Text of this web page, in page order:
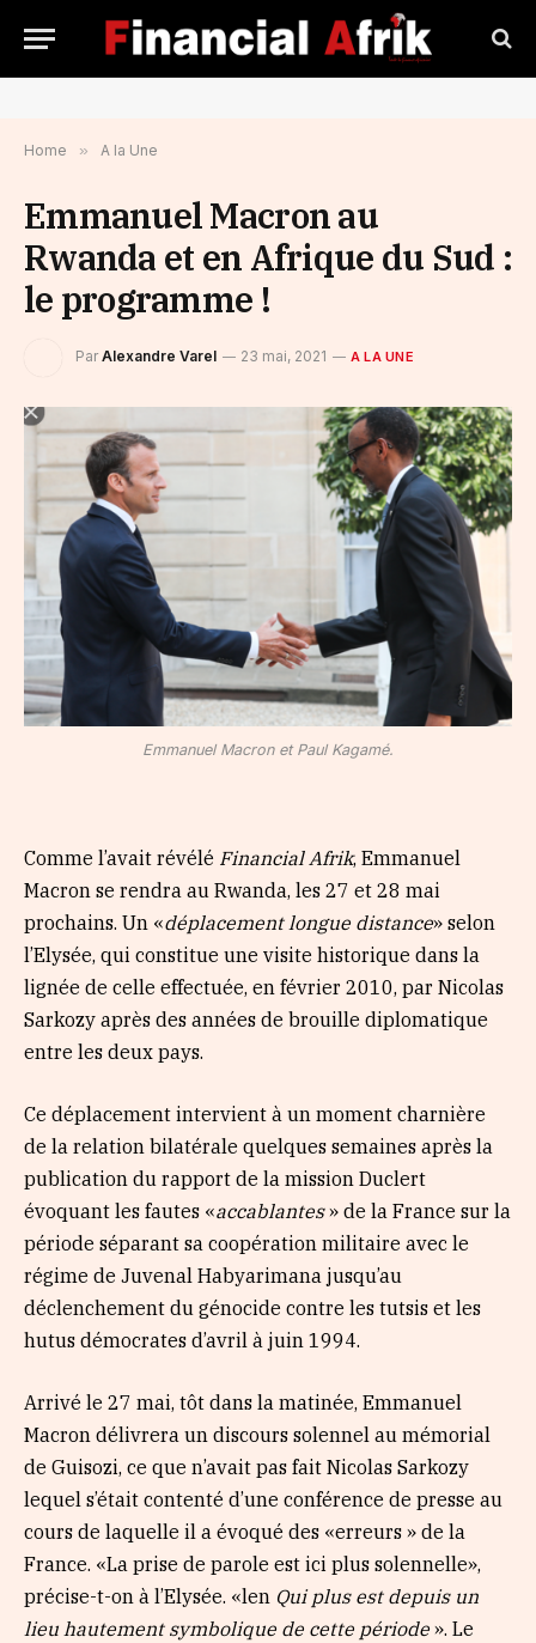
Home » A la Une
Emmanuel Macron au
Rwanda et en Afrique du Sud :
le programme !
Par Alexandre Varel 23 mai, 2021 A LA UNE
Emmanuel Macron et Paul Kagamé.
Comme l’avait révélé Financial Afrik, Emmanuel
Macron se rendra au Rwanda, les 27 et 28 mai
prochains. Un «déplacement longue distance» selon
l’Elysée, qui constitue une visite historique dans la
lignée de celle effectuée, en février 2010, par Nicolas
Sarkozy après des années de brouille diplomatique
entre les deux pays.
Ce déplacement intervient à un moment charnière
de la relation bilatérale quelques semaines après la
publication du rapport de la mission Duclert
évoquant les fautes «accablantes» de la France sur la
période séparant sa coopération militaire avec le
régime de Juvenal Habyarimana jusqu’au
déclenchement du génocide contre les tutsis et les
hutus démocrates d’avril à juin 1994.
Arrivé le 27 mai, tôt dans la matinée, Emmanuel
Macron délivrera un discours solennel au mémorial
de Guisozi, ce que n’avait pas fait Nicolas Sarkozy
lequel s’était contenté d’une conférence de presse au
cours de laquelle il a évoqué des «erreurs » de la
France. «La prise de parole est ici plus solennelle»,
précise-t-on à l’Elysée. «len Qui plus est depuis un
lieu hautement symbolique de cette période ». Le